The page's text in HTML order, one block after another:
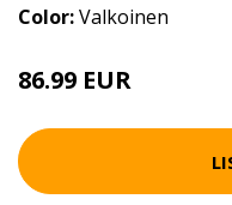
Color:Valkoinen
86.99 EUR